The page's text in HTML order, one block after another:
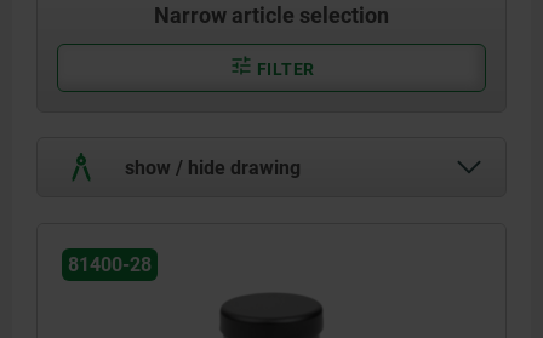
Narrow article selection
FILTER
show / hide drawing
81400-28